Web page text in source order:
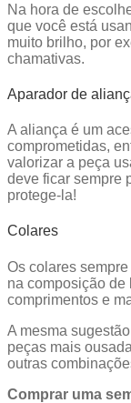
Na hora de
que você está
muito brilho, por
chamativas.
Aparador de
A aliança é um
comprometidas,
valorizar a peça
deve ficar sempre
protege-la!
Colares
Os colares
na composição de
comprimentos e
A mesma
peças mais
outras
Comprar uma